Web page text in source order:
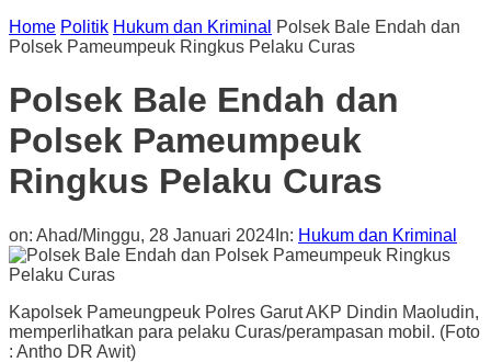
Home Politik Hukum dan Kriminal
Polsek Bale Endah dan
Polsek Pameumpeuk Ringkus Pelaku Curas
Polsek Bale Endah dan
Polsek Pameumpeuk
Ringkus Pelaku Curas
on: Ahad/Minggu, 28 Januari 2024 In: Hukum dan Kriminal
Kapolsek Pameungpeuk Polres Garut AKP Dindin Maoludin,
memperlihatkan para pelaku Curas/perampasan mobil. (Foto
: Antho DR Awit)